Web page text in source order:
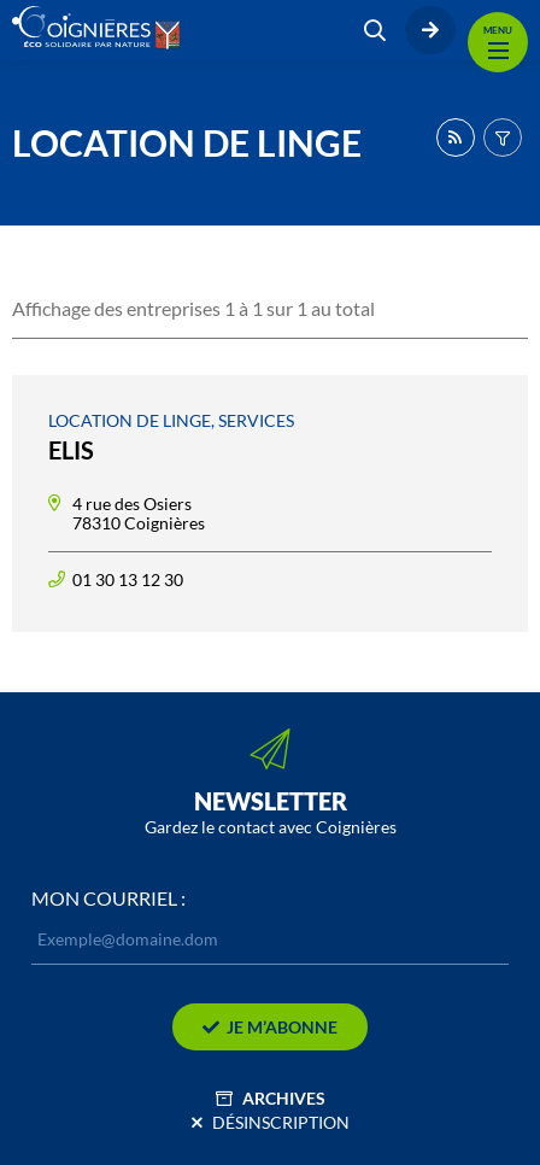
MENU
LOCATION DE LINGE
Affichage des entreprises 1 à 1 sur 1 au total
LOCATION DE LINGE, SERVICES
ELIS
4 rue des Osiers
78310 Coignières
01 30 13 12 30
NEWSLETTER
Gardez le contact avec Coignières
MON COURRIEL :
JE M’ABONNE
ARCHIVES
DÉSINSCRIPTION